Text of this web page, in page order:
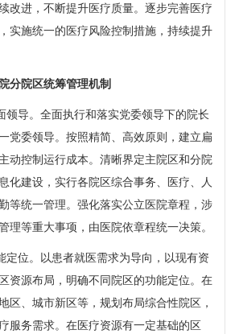
改进，不断提升医疗质量。逐步完善医疗
实施统一的医疗风险控制措施，持续提升
分院区统筹管理机制
导。全面执行和落实党委领导下的院长
党委领导。按照精简、高效原则，建立扁
动控制运行成本。清晰界定主院区和分院
化建设，实行各院区综合事务、医疗、人
等统一管理。强化落实公立医院章程，涉
理等重大事项，由医院依章程统一决策。
位。以患者就医需求为导向，以现有资
资源布局，明确不同院区的功能定位。在
区、城市新区等，规划布局综合性院区，
服务需求。在医疗资源有一定基础的区